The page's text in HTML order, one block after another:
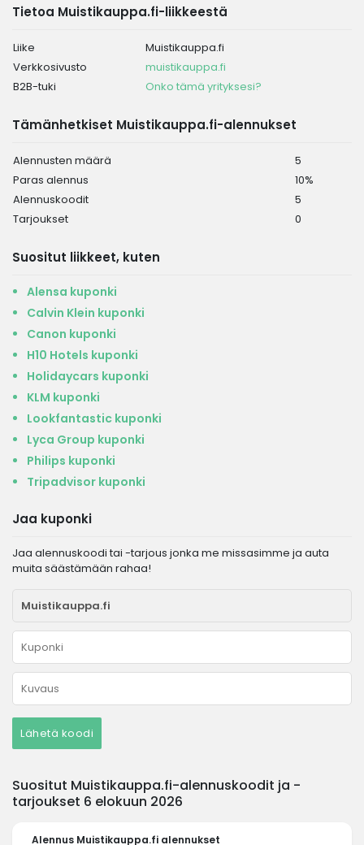
Tietoa Muistikauppa.fi-liikkeestä
Liike
Muistikauppa.fi
Verkkosivusto
muistikauppa.fi
B2B-tuki
Onko tämä yrityksesi?
Tämänhetkiset Muistikauppa.fi-alennukset
Alennusten määrä
5
Paras alennus
10%
Alennuskoodit
5
Tarjoukset
0
Suositut liikkeet, kuten
Alensa kuponki
Calvin Klein kuponki
Canon kuponki
H10 Hotels kuponki
Holidaycars kuponki
KLM kuponki
Lookfantastic kuponki
Lyca Group kuponki
Philips kuponki
Tripadvisor kuponki
Jaa kuponki
Jaa alennuskoodi tai -tarjous jonka me missasimme ja auta
muita säästämään rahaa!
Lähetä koodi
Suositut Muistikauppa.fi-alennuskoodit ja -
tarjoukset 6 elokuun 2026
Alennus Muistikauppa.fi alennukset